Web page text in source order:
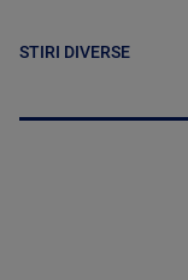
STIRI DIVERSE